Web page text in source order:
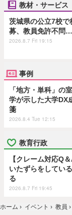
教材・サービス
茨城県の公立7校で
募、教員免許不問
2026.8.7 Fri 19:15
事例
「地方・単科」の
学が示した大学DX
箋
2026.8.4 Tue 12:15
教育行政
【クレーム対応Q
いたずらをしてい
る
2026.8.7 Fri 19:45
ホーム › イベント › 教員 ›